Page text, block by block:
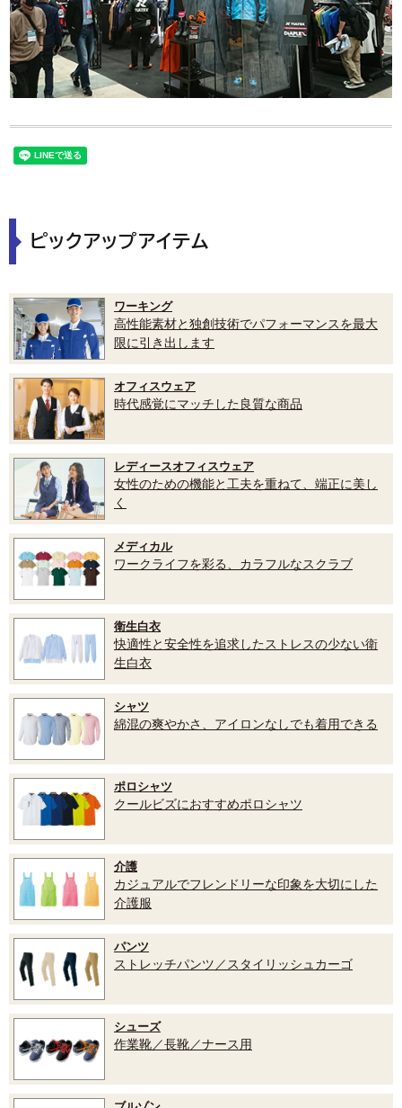
ピックアップアイテム
ワーキング
高性能素材と独創技術でパフォーマンスを最大
限に引き出します
オフィスウェア
時代感覚にマッチした良質な商品
レディースオフィスウェア
女性のための機能と工夫を重ねて、端正に美し
く
メディカル
ワークライフを彩る、カラフルなスクラブ
衛生白衣
快適性と安全性を追求したストレスの少ない衛
生白衣
シャツ
綿混の爽やかさ、アイロンなしでも着用できる
ポロシャツ
クールビズにおすすめポロシャツ
介護
カジュアルでフレンドリーな印象を大切にした
介護服
パンツ
ストレッチパンツ／スタイリッシュカーゴ
シューズ
作業靴／長靴／ナース用